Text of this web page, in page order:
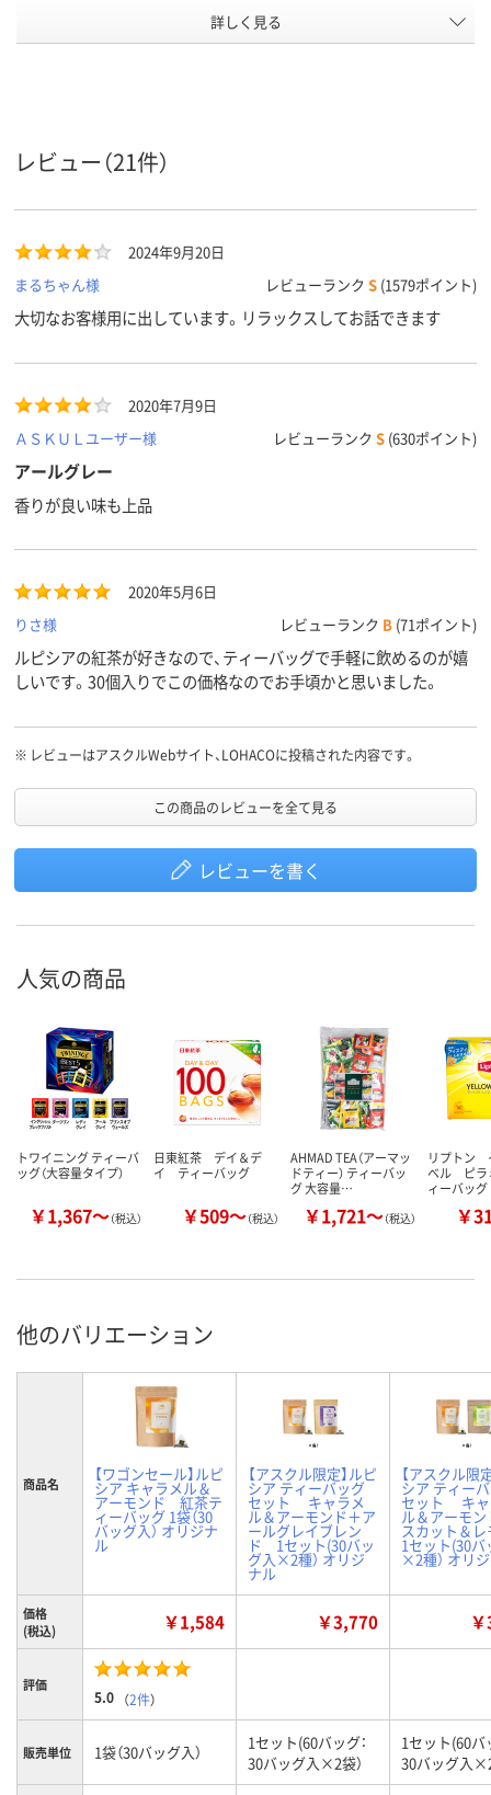
5 40
詳しく見る
レビュー（21件）
2024年9月20日
まるちゃん様
レビューランク S (1579ポイント)
大切なお客様用に出しています。リラックスしてお話できます
2020年7月9日
ＡＳＫＵＬユーザー様
レビューランク S (630ポイント)
アールグレー
香りが良い味も上品
2020年5月6日
りさ様
レビューランク B (71ポイント)
ルピシアの紅茶が好きなので、ティーバッグで手軽に飲めるのが嬉
しいです。30個入りでこの価格なのでお手頃かと思いました。
※ レビューはアスクルWebサイト、LOHACOに投稿された内容です。
この商品のレビューを全て見る
レビューを書く
人気の商品
トワイニング ティーバ
ッグ（大容量タイプ）
￥1,367～（税込）
日東紅茶 デイ＆デ
イ ティーバッグ
￥509～（税込）
AHMAD TEA（アーマッ
ドティー） ティーバッ
グ 大容量…
￥1,721～（税込）
リプトン
ベル ピラ
ィーバッグ
￥
他のバリエーション
商品名 【ワゴンセール】ルピ
シア キャラメル＆
アーモンド 紅茶テ
ィーバッグ 1袋（30
バッグ入） オリジナ
ル
【アスクル限定】ルピ
シア ティーバッグ
セット キャラメ
ル＆アーモンド＋ア
ールグレイブレン
ド 1セット(30バッ
グ入×2種） オリジ
ナル
【アスクル限
シア ティー
セット キャ
ル＆アーモ
スカット＆
1セット(30バ
×2種） オリ
価格
(税込)
￥1,584 ￥3,770
評価
5.0 （2件）
販売単位 1袋（30バッグ入）
1セット(60バッグ：
30バッグ入×2袋）
1セット(60バ
30バッグ入